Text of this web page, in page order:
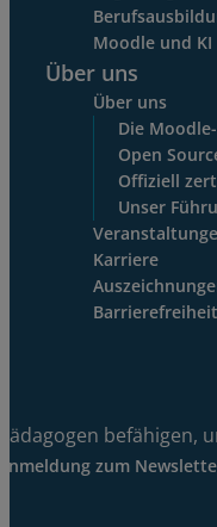
Moodle und KI
Über uns
Über uns
Die
Open
Offiziell
Unser
Karriere
Barrierefreiheit
befähigen,
zum